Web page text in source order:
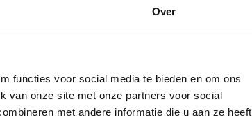
Over
functies voor social media te bieden en om ons
van onze site met onze partners voor social
met andere informatie die u aan ze heeft